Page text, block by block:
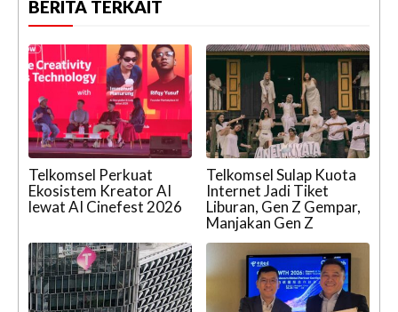
BERITA TERKAIT
Telkomsel Perkuat
Ekosistem Kreator AI
lewat AI Cinefest 2026
Telkomsel Sulap Kuota
Internet Jadi Tiket
Liburan, Gen Z Gempar,
Manjakan Gen Z